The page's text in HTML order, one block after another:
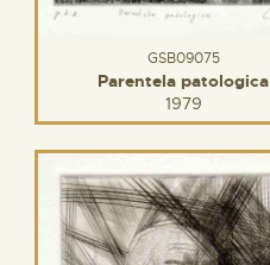
GSB09075
Parentela patologica
1979